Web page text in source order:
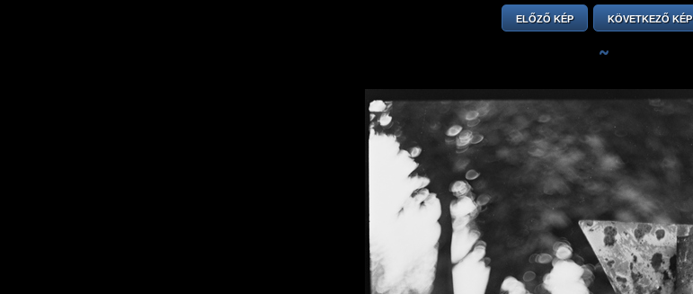
ELŐZŐ KÉP KÖVETKEZŐ KÉP
~